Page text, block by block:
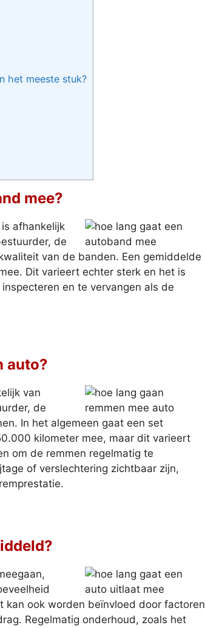
het meeste stuk?
mee?
afhankelijk
de
van de banden. Een gemiddelde
Dit varieert echter sterk en het is
en te vervangen als de
auto?
van
de
In het algemeen gaat een set
kilometer mee, maar dit varieert
om de remmen regelmatig te
of verslechtering zichtbaar zijn,
kan ook worden beïnvloed door factoren
Regelmatig onderhoud, zoals het